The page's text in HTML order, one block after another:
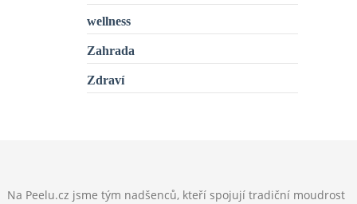
wellness
Zahrada
Zdraví
Na Peelu.cz jsme tým nadšenců, kteří spojují tradiční moudrost